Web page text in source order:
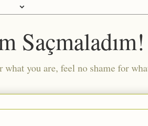
Saçmaladım!
what you are, feel no shame for